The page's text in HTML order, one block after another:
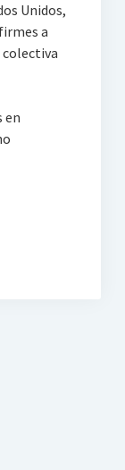
Unidos,
a
colectiva
en